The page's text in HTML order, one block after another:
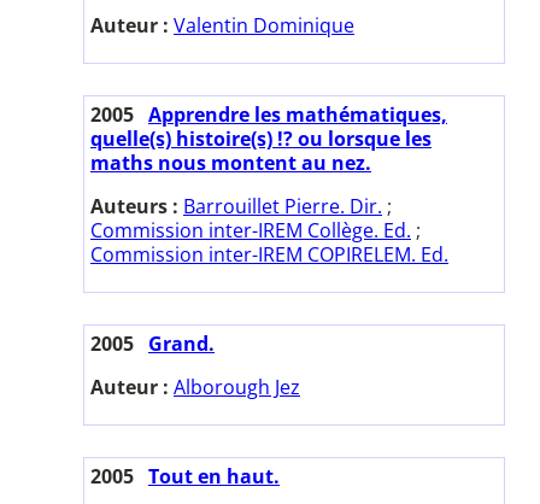
Auteur : Valentin Dominique
2005 Apprendre les mathématiques,
quelle(s) histoire(s) !? ou lorsque les
maths nous montent au nez.
Auteurs : Barrouillet Pierre. Dir. ;
Commission inter-IREM Collège. Ed. ;
Commission inter-IREM COPIRELEM. Ed.
2005 Grand.
Auteur : Alborough Jez
2005 Tout en haut.